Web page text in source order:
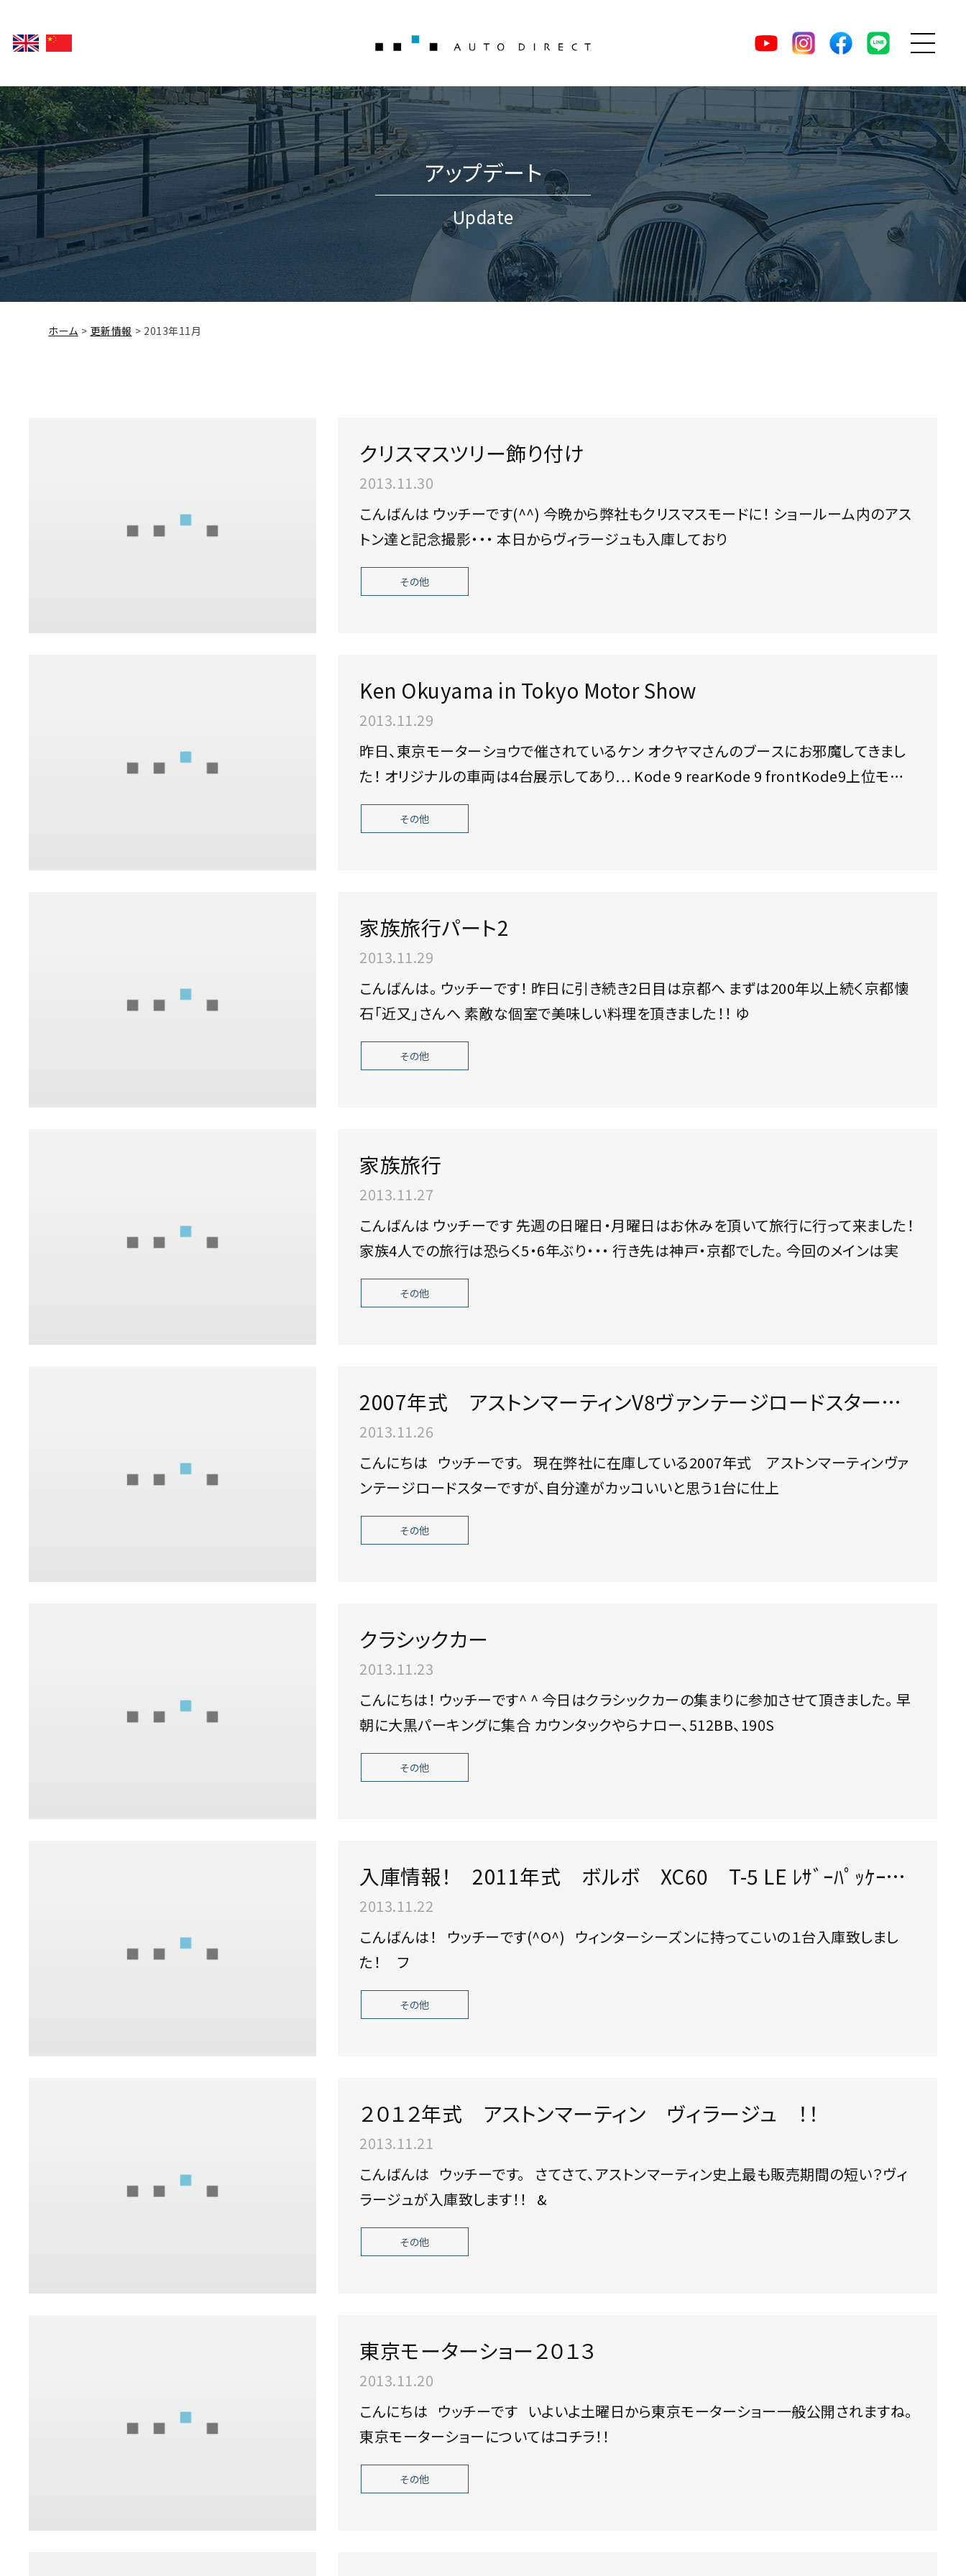
YouTube Instagram facebook MENU
アップデート
Update
ホーム 更新情報 2013年11月
クリスマスツリー飾り付け
2013.11.30
こんばんは ウッチーです(^^) 今晩から弊社もクリスマスモードに！ ショールーム内のアス
トン達と記念撮影・・・ 本日からヴィラージュも入庫しており
その他
Ken Okuyama in Tokyo Motor Show
2013.11.29
昨日、東京モーターショウで催されているケン オクヤマさんのブースにお邪魔してきまし
た！ オリジナルの車両は4台展示してあり… Kode 9 rearKode 9 frontKode9上位モデ
ル
その他
家族旅行パート2
2013.11.29
こんばんは。 ウッチーです！ 昨日に引き続き2日目は京都へ まずは200年以上続く京都懐
石「近又」さんへ 素敵な個室で美味しい料理を頂きました！！ ゆ
その他
家族旅行
2013.11.27
こんばんは ウッチーです 先週の日曜日・月曜日はお休みを頂いて旅行に行って来ました！
家族4人での旅行は恐らく5・6年ぶり・・・ 行き先は神戸・京都でした。 今回のメインは実
その他
2007年式 アストンマーティンV8ヴァンテージロードスター
カスタム完了！
2013.11.26
こんにちは ウッチーです。 現在弊社に在庫している2007年式 アストンマーティンヴァ
ンテージロードスターですが、自分達がカッコいいと思う1台に仕上
その他
クラシックカー
2013.11.23
こんにちは！ ウッチーです^ ^ 今日はクラシックカーの集まりに参加させて頂きました。 早
朝に大黒パーキングに集合 カウンタックやらナロー、512BB、190S
その他
入庫情報！ 2011年式 ボルボ XC60 T-5 LE ﾚｻﾞｰﾊﾟｯｹｰ
ｼﾞ！！
2013.11.22
こんばんは！ ウッチーです(^O^) ウィンターシーズンに持ってこいの１台入庫致しまし
た！ フ
その他
２０１２年式 アストンマーティン ヴィラージュ ！！
2013.11.21
こんばんは ウッチーです。 さてさて、アストンマーティン史上最も販売期間の短い？ヴィ
ラージュが入庫致します！！ &
その他
東京モーターショー２０１３
2013.11.20
こんにちは ウッチーです いよいよ土曜日から東京モーターショー一般公開されますね。
その他